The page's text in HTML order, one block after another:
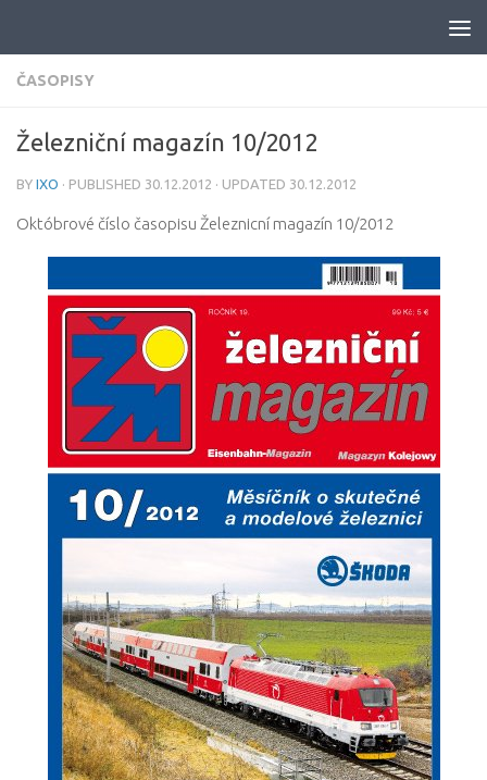
ČASOPISY
Železniční magazín 10/2012
BY IXO · PUBLISHED 30.12.2012 · UPDATED 30.12.2012
Októbrové číslo časopisu Železnicní magazín 10/2012